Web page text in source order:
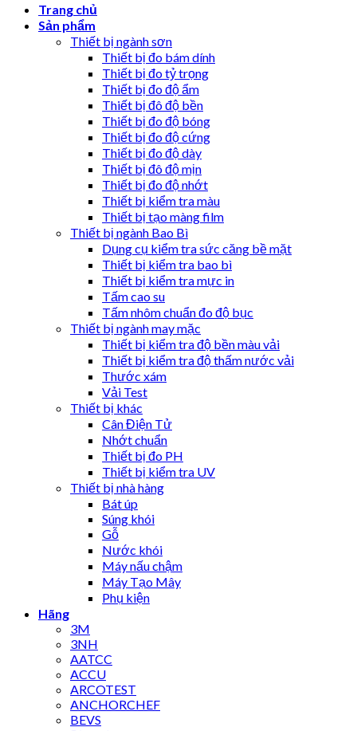
Trang chủ
Sản phẩm
Thiết bị ngành sơn
Thiết bị đo bám dính
Thiết bị đo tỷ trọng
Thiết bị đo độ ẩm
Thiết bị đô độ bền
Thiết bị đo độ bóng
Thiết bị đo độ cứng
Thiết bị đo độ dày
Thiết bị đô độ mịn
Thiết bị đo độ nhớt
Thiết bị kiểm tra màu
Thiết bị tạo màng film
Thiết bị ngành Bao Bì
Dụng cụ kiểm tra sức căng bề mặt
Thiết bị kiểm tra bao bì
Thiết bị kiểm tra mực in
Tấm cao su
Tấm nhôm chuẩn đo độ bục
Thiết bị ngành may mặc
Thiết bị kiểm tra độ bền màu vải
Thiết bị kiểm tra độ thấm nước vải
Thước xám
Vải Test
Thiết bị khác
Cân Điện Tử
Nhớt chuẩn
Thiết bị đo PH
Thiết bị kiểm tra UV
Thiết bị nhà hàng
Bát úp
Súng khói
Gỗ
Nước khói
Máy nấu chậm
Máy Tạo Mây
Phụ kiện
Hãng
3M
3NH
AATCC
ACCU
ARCOTEST
ANCHORCHEF
BEVS